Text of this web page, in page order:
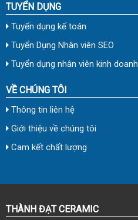
TUYỂN DỤNG
Tuyển dụng kế toán
Tuyển Dụng Nhân viên SEO
Tuyển dụng nhân viên kinh doanh
VỀ CHÚNG TÔI
Thông tin liên hệ
Giới thiệu về chúng tôi
Cam kết chất lượng
THÀNH ĐẠT CERAMIC